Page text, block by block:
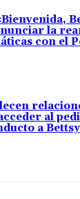
la
con el
al
a